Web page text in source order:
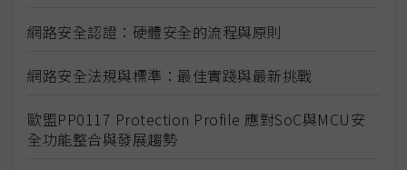
網路安全認證：硬體安全的流程與原則
網路安全法規與標準：最佳實踐與最新挑戰
歐盟PP0117 Protection Profile 應對SoC與MCU安
全功能整合與發展趨勢